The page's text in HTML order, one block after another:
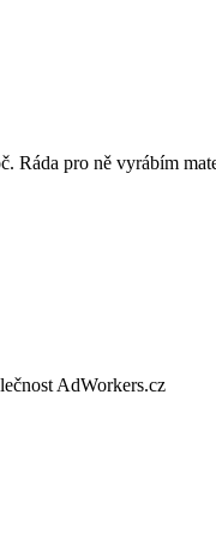
Ráda pro ně vyrábím
AdWorkers.cz